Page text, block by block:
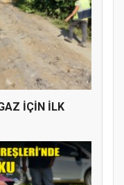
İÇİN İLK